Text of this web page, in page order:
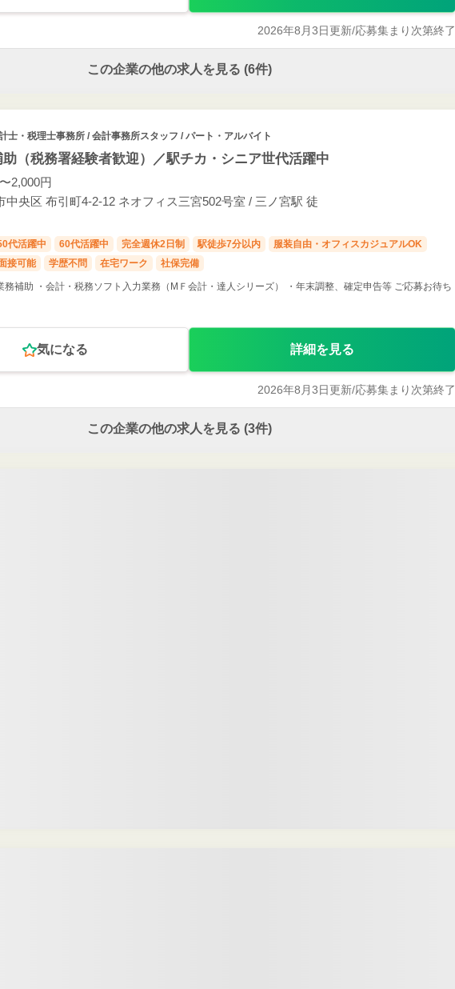
2026年8月3日更新/応募集まり次第終了
この企業の他の求人を見る (6件)
士・税理士事務所/ 会計事務所スタッフ / パート・アルバイト
（税務署経験者歓迎）／駅チカ・シニア世代活躍中
2,000円
中央区 布引町4-2-12 ネオフィス三宮502号室 / 三ノ宮駅 徒
代活躍中 60代活躍中 完全週休2日制 駅徒歩7分以内
服装自由・オフィスカジュアルOK
接可能 学歴不問 在宅ワーク 社保完備
務補助 ・会計・税務ソフト入力業務（МＦ会計・達人シリーズ） ・年末調整、確定申告等 ご応募お待ち
気になる 詳細を見る
2026年8月3日更新/応募集まり次第終了
この企業の他の求人を見る (3件)